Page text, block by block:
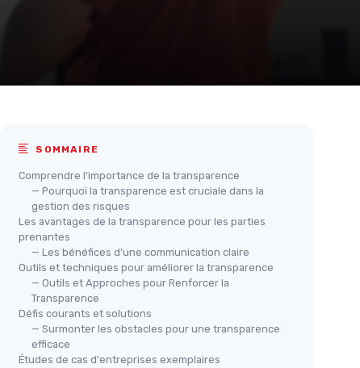
SOMMAIRE
Comprendre l'importance de la transparence
— Pourquoi la transparence est cruciale dans la
gestion des risques
Les avantages de la transparence pour les parties
prenantes
— Les bénéfices d'une communication claire
Outils et techniques pour améliorer la transparence
— Outils et Approches pour Renforcer la
Transparence
Défis courants et solutions
— Surmonter les obstacles pour une transparence
efficace
Études de cas d'entreprises exemplaires